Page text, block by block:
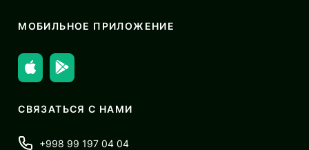
МОБИЛЬНОЕ ПРИЛОЖЕНИЕ
СВЯЗАТЬСЯ С НАМИ
+998 99 197 04 04